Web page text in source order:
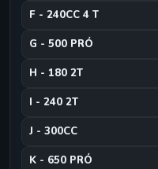
F - 240CC 4 T
G - 500 PRÓ
H - 180 2T
I - 240 2T
J - 300CC
K - 650 PRÓ